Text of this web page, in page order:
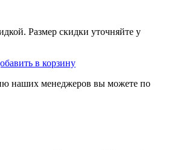
Размер скидки уточняйте у
в корзину
наших менеджеров вы можете по